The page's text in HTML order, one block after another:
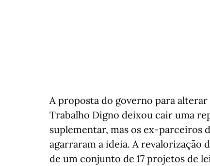
A proposta do governo para
Trabalho Digno deixou cair uma
suplementar, mas os ex-parceiros
agarraram a ideia. A revalorização
de um conjunto de 17 projetos de